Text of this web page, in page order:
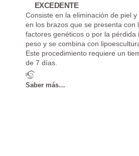
EXCEDENTE
Consiste en la eliminación de piel
en los brazos que se presenta con
factores genéticos o por la pérdida
peso y se combina con
Este procedimiento requiere un
de 7 días.
Saber más…